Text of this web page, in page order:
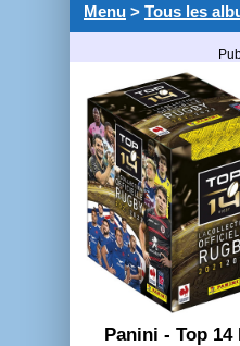
Menu > Tous les
Panini - Top 14